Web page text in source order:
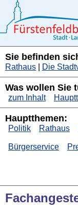
Sie befinden
Rathaus Die
Was wollen Sie
zum Inhalt
Hauptthemen:
Politik Rathaus
Bürgerservice